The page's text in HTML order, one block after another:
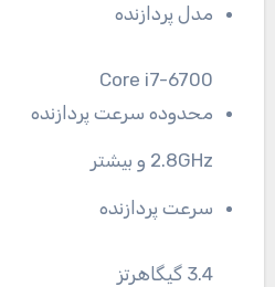
مدل پردازنده
Core i7-6700
محدوده سرعت پردازنده
2.8GHz و بیشتر
سرعت پردازنده
3.4 گیگاهرتز